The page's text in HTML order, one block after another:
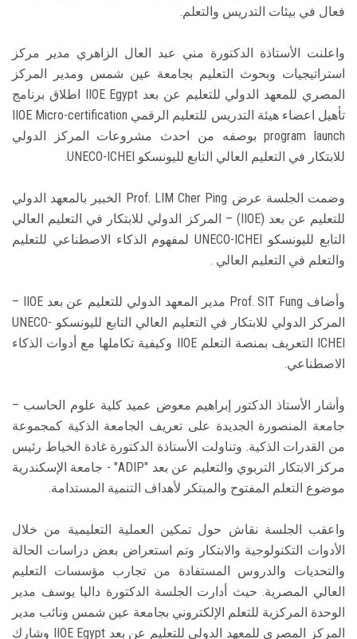
فعال في بيئات التدريس والتعلم.
واعلنت الأستاذة الدكتورة مني عبد العال الزاهري مدير مركز
استراتيجيات وبحوث التعليم بجامعة عين شمس ومدير المركز
المصري للمعهد الدولي للتعليم عن بعد IIOE Egypt اطلاق برنامج
تأهيل اعضاء هيئة التدريس للتعليم الرقمي IIOE Micro-certification
program launch بوصفه من احدث مشروعات المركز الدولي
للابتكار في التعليم العالي التابع لليونسكو UNECO-ICHEI.
وضمت الجلسة عرض Prof. LIM Cher Ping الخبير بالمعهد الدولي
للتعليم عن بعد (IIOE) – المركز الدولي للابتكار في التعليم العالي
التابع لليونسكو UNECO-ICHEI لمفهوم الذكاء الاصطناعي للتعليم
والتعلم في التعليم العالي .
وأضاف Prof. SIT Fung مدير المعهد الدولي للتعليم عن بعد IIOE –
المركز الدولي للابتكار في التعليم العالي التابع لليونسكو UNECO-
ICHEI التعريف بمنصة التعلم IIOE وكيفية تكاملها مع أدوات الذكاء
الاصطناعي.
وأشار الأستاذ الدكتور إبراهيم معوض عميد كلية علوم الحاسب –
جامعة المنصورة الجديدة على تعريف الجامعة الذكية كمجموعة
من القدرات الذكية. وتناولت الأستاذة الدكتورة غادة الخياط رئيس
مركز الابتكار التربوي والتعليم عن بعد "ADIP" - جامعة الإسكندرية
موضوع التعلم المفتوح والمبتكر لأهداف التنمية المستدامة.
واعقب الجلسة نقاش حول تمكين العملية التعليمية من خلال
الأدوات التكنولوجية والابتكار وتم استعراض بعض دراسات الحالة
والتحديات والدروس المستفادة من تجارب مؤسسات التعليم
العالي المصرية. حيث أدارت الجلسة الدكتورة داليا يوسف مدير
الوحدة المركزية للتعلم الإلكتروني بجامعة عين شمس ونائب مدير
المركز المصري للمعهد الدولي للتعليم عن بعد IIOE Egypt وشارك